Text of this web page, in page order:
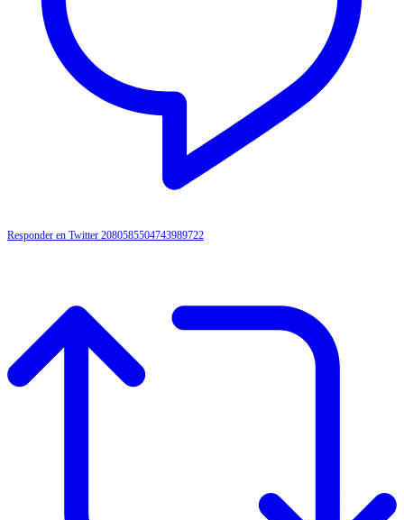
Responder en Twitter 2080585504743989722